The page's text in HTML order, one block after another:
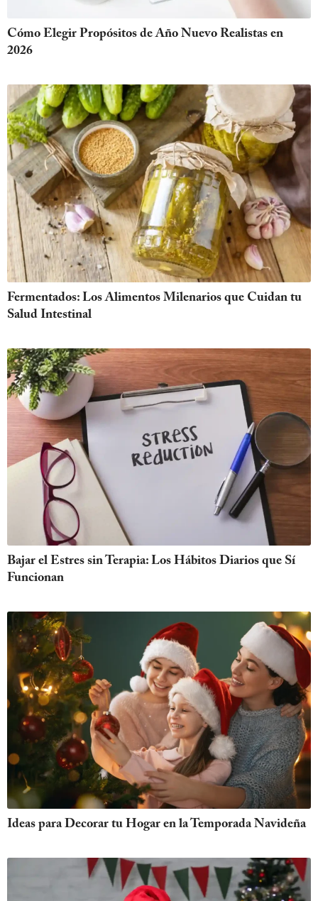
Cómo Elegir Propósitos de Año Nuevo Realistas en
2026
Fermentados: Los Alimentos Milenarios que Cuidan tu
Salud Intestinal
Bajar el Estres sin Terapia: Los Hábitos Diarios que Sí
Funcionan
Ideas para Decorar tu Hogar en la Temporada Navideña